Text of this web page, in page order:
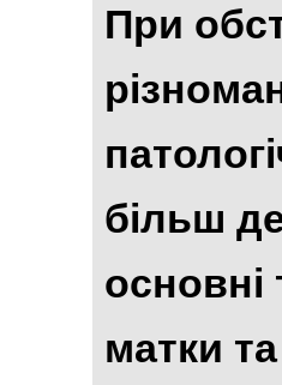
При
більш
основні
матки